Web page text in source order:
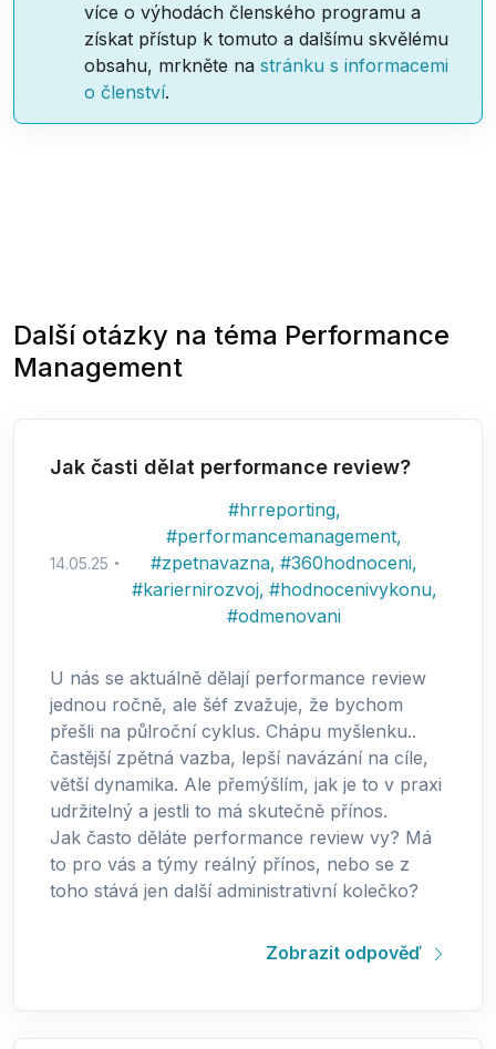
více o výhodách členského programu a
získat přístup k tomuto a dalšímu skvělému
obsahu, mrkněte na stránku s informacemi
o členství.
Další otázky na téma Performance
Management
Jak časti dělat performance review?
14.05.25
#hrreporting,
#performancemanagement,
#zpetnavazna, #360hodnoceni,
#kariernirozvoj, #hodnocenivykonu,
#odmenovani
U nás se aktuálně dělají performance review
jednou ročně, ale šéf zvažuje, že bychom
přešli na půlroční cyklus. Chápu myšlenku..
častější zpětná vazba, lepší navázání na cíle,
větší dynamika. Ale přemýšlím, jak je to v praxi
udržitelný a jestli to má skutečně přínos.
Jak často děláte performance review vy? Má
to pro vás a týmy reálný přínos, nebo se z
toho stává jen další administrativní kolečko?
Zobrazit odpověď